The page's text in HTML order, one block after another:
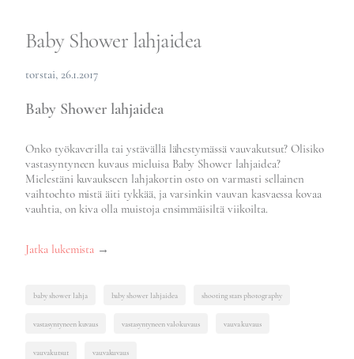
Baby Shower lahjaidea
torstai, 26.1.2017
Baby Shower lahjaidea
Onko työkaverilla tai ystävällä lähestymässä vauvakutsut? Olisiko
vastasyntyneen kuvaus mieluisa Baby Shower lahjaidea?
Mielestäni kuvaukseen lahjakortin osto on varmasti sellainen
vaihtoehto mistä äiti tykkää, ja varsinkin vauvan kasvaessa kovaa
vauhtia, on kiva olla muistoja ensimmäisiltä viikoilta.
Jatka lukemista ”Baby
→
baby shower lahja baby shower lahjaidea shooting stars photography
vastasyntyneen kuvaus vastasyntyneen valokuvaus vauva kuvaus
vauvakutsut vauvakuvaus